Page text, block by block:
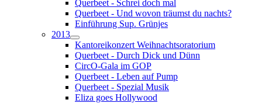
Querbeet - Schrei doch mal
Querbeet - Und wovon träumst du nachts?
Einführung Sup. Grünjes
2013
Kantoreikonzert Weihnachtsoratorium
Querbeet - Durch Dick und Dünn
CircO-Gala im GOP
Querbeet - Leben auf Pump
Querbeet - Spezial Musik
Eliza goes Hollywood